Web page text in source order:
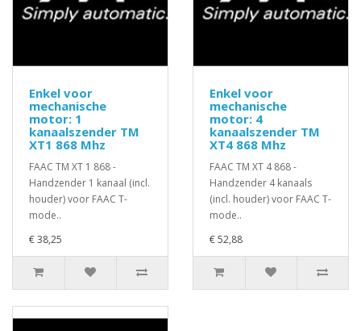
Enkel voor
mechanische
motor: 1
kanaalszender TM
XT1 868 Mhz
FAAC TM XT 1 868 -
Handzender 1 kanaal (incl.
houder) voor FAAC T-
mode..
€ 38,25
Enkel voor
mechanische
motor: 4
kanaalszender TM
XT4 868 Mhz
FAAC TM XT 4 868 -
Handzender 4 kanaals
(incl. houder) voor FAAC T-
mode..
€ 52,88